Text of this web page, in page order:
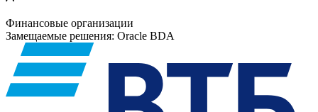
Финансовые организации
Замещаемые решения: Oracle BDA